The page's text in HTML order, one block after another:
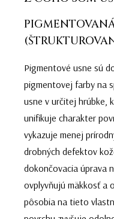
Pigmentové usne sú
pigmentovej farby na
usne v určitej hrúbke,
unifikuje charakter
vykazuje menej
drobných defektov
dokončovacia úprava
ovplyvňujú mäkkosť a
pôsobia na tieto